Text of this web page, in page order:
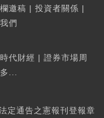
邀稿 | 投資者關係 |
們
時代財經 | 證券市場周
...
定通告之憲報刊登報章